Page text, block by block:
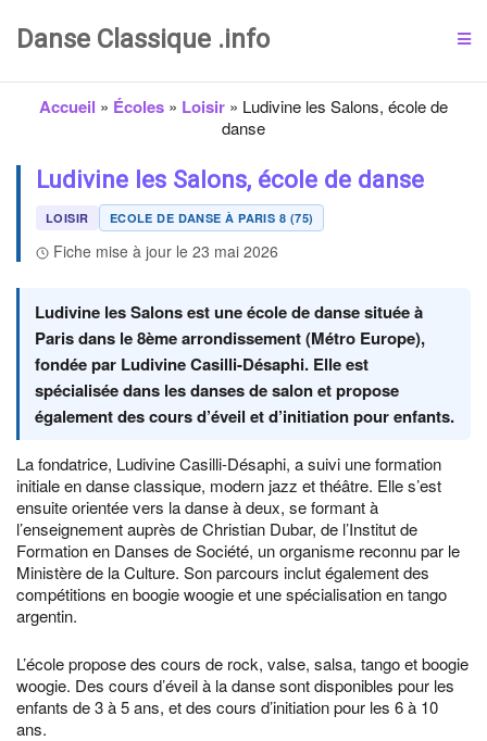
Danse Classique .info
Accueil » Écoles » Loisir » Ludivine les Salons, école de
danse
Ludivine les Salons, école de danse
LOISIR ECOLE DE DANSE À PARIS 8 (75)
Fiche mise à jour le 23 mai 2026
Ludivine les Salons est une école de danse située à
Paris dans le 8ème arrondissement (Métro Europe),
fondée par Ludivine Casilli-Désaphi. Elle est
spécialisée dans les danses de salon et propose
également des cours d’éveil et d’initiation pour enfants.
La fondatrice, Ludivine Casilli-Désaphi, a suivi une formation
initiale en danse classique, modern jazz et théâtre. Elle s’est
ensuite orientée vers la danse à deux, se formant à
l’enseignement auprès de Christian Dubar, de l’Institut de
Formation en Danses de Société, un organisme reconnu par le
Ministère de la Culture. Son parcours inclut également des
compétitions en boogie woogie et une spécialisation en tango
argentin.
L’école propose des cours de rock, valse, salsa, tango et boogie
woogie. Des cours d’éveil à la danse sont disponibles pour les
enfants de 3 à 5 ans, et des cours d’initiation pour les 6 à 10
ans.